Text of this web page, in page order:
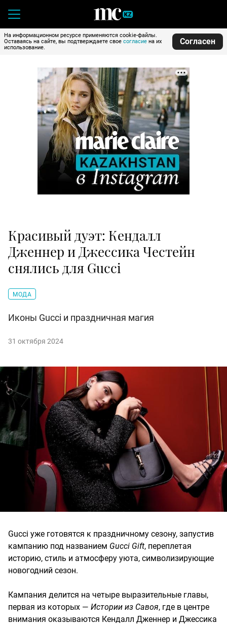
На информационном ресурсе применяются cookie-файлы.
Оставаясь на сайте, вы подтверждаете свое согласие на их
использование.
Согласен
Красивый дуэт: Кендалл
Дженнер и Джессика Честейн
снялись для Gucci
МОДА
Иконы Gucci и праздничная магия
31 октября 2024
Gucci уже готовятся к праздничному сезону, запустив
кампанию под названием Gucci Gift, переплетая
историю, стиль и атмосферу уюта, символизирующие
новогодний сезон.
Кампания делится на четыре выразительные главы,
первая из которых — Истории из Савоя, где в центре
внимания оказываются Кендалл Дженнер и Джессика